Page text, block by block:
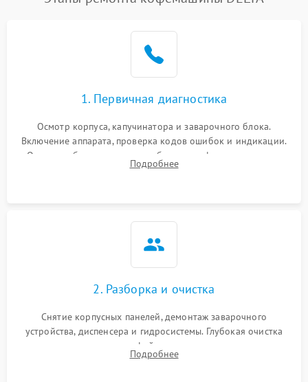
1. Первичная диагностика
Осмотр корпуса, капучинатора и заварочного блока.
Включение аппарата, проверка кодов ошибок и индикации.
Оценка работы помпы, термоблока и кофемолки на слух.
Измерение температуры и давления воды для выявления
Подробнее
2. Разборка и очистка
Снятие корпусных панелей, демонтаж заварочного
устройства, диспенсера и гидросистемы. Глубокая очистка
внутренних узлов от кофейных масел, жмыха и накипи.
Промывка дренажных каналов и фильтров с использованием
Подробнее